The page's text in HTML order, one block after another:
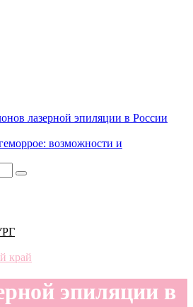
лазерной эпиляции в России
возможности и
край
эпиляции в